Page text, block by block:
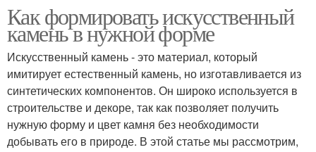
Как формировать искусственный
камень в нужной форме
Искусственный камень - это материал, который
имитирует естественный камень, но изготавливается из
синтетических компонентов. Он широко используется в
строительстве и декоре, так как позволяет получить
нужную форму и цвет камня без необходимости
добывать его в природе. В этой статье мы рассмотрим,